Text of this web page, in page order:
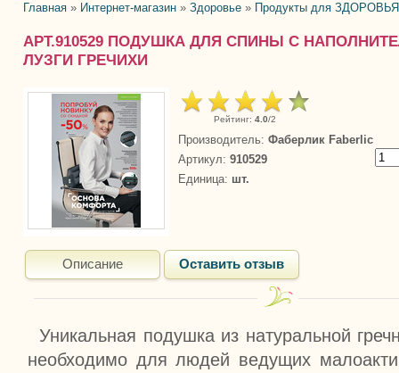
Главная » Интернет-магазин » Здоровье » Продукты для ЗДОРОВЬЯ
АРТ.910529 ПОДУШКА ДЛЯ СПИНЫ С
ЛУЗГИ ГРЕЧИХИ
Рейтинг: 4.0/2
Производитель: Фаберлик Faberlic
Артикул: 910529
Единица: шт.
Описание Оставить отзыв
Уникальная подушка из натуральной
необходимо для людей ведущих